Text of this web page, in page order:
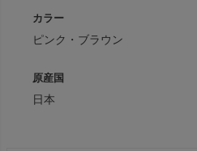
カラー
ピンク・ブラウン
原産国
日本